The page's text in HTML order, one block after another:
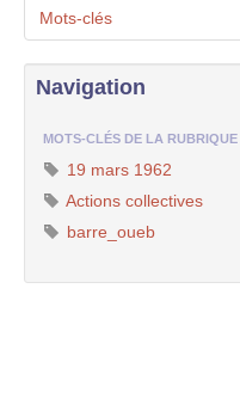
Mots-clés
Navigation
MOTS-CLÉS DE LA RUBRIQUE
19 mars 1962
Actions collectives
barre_oueb